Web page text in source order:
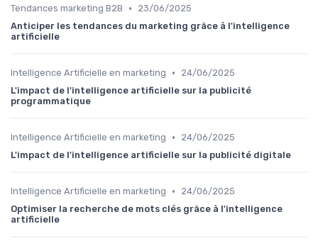
Tendances marketing B2B •
23/06/2025
Anticiper les tendances du marketing grâce à l'intelligence
artificielle
Intelligence Artificielle en marketing •
24/06/2025
L'impact de l'intelligence artificielle sur la publicité
programmatique
Intelligence Artificielle en marketing •
24/06/2025
L'impact de l'intelligence artificielle sur la publicité digitale
Intelligence Artificielle en marketing •
24/06/2025
Optimiser la recherche de mots clés grâce à l'intelligence
artificielle